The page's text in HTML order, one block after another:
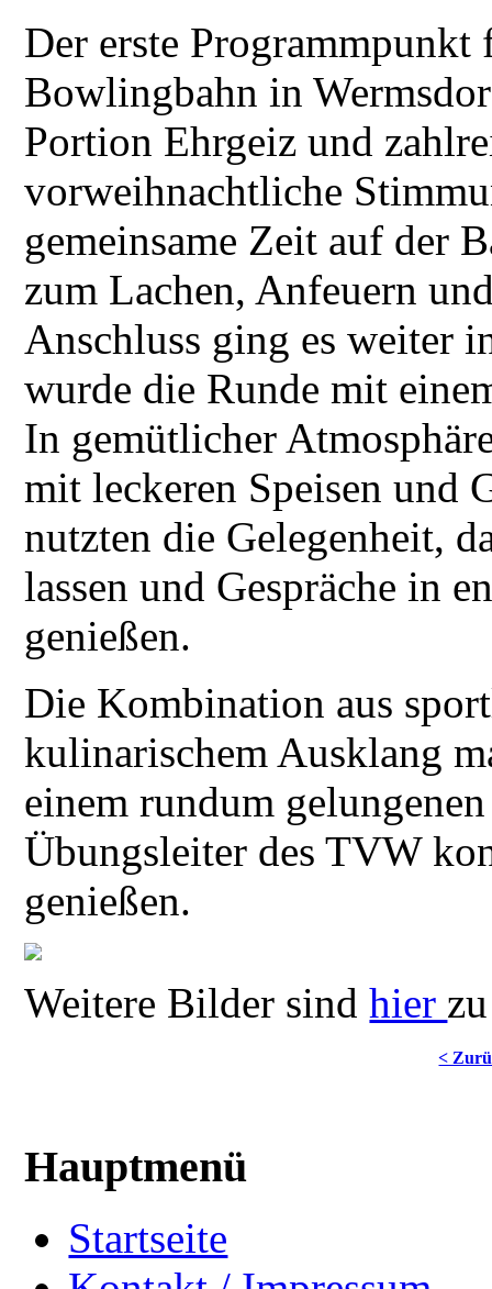
Der erste
Bowlingbahn in
Portion Ehrgeiz und
vorweihnachtliche
gemeinsame Zeit auf der
zum Lachen, Anfeuern
Anschluss ging es weiter
wurde die Runde mit
In gemütlicher
mit leckeren Speisen und
nutzten die Gelegenheit,
lassen und Gespräche in
genießen.
Die Kombination aus
kulinarischem Ausklang
einem rundum
Übungsleiter des TVW
genießen.
Weitere Bilder sindhier
<
Hauptmenü
Startseite